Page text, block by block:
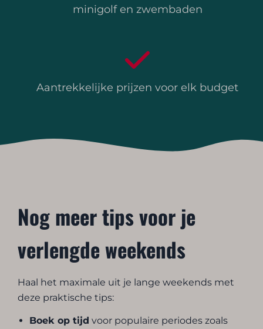
minigolf en zwembaden
Aantrekkelijke prijzen voor elk budget
Nog meer tips voor je
verlengde weekends
Haal het maximale uit je lange weekends met
deze praktische tips:
Boek op tijd voor populaire periodes zoals